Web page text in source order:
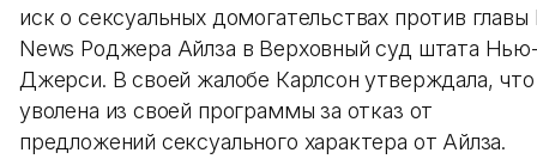
иск о сексуальных домогательствах против главы
News Роджера Айлза в Верховный суд штата
Джерси. В своей жалобе Карлсон утверждала,
уволена из своей программы за отказ от
предложений сексуального характера от Айлза.